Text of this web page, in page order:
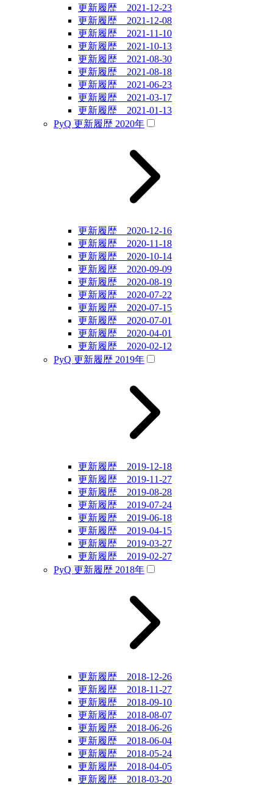
更新履歴 2021-12-23
更新履歴 2021-12-08
更新履歴 2021-11-10
更新履歴 2021-10-13
更新履歴 2021-08-30
更新履歴 2021-08-18
更新履歴 2021-06-23
更新履歴 2021-03-17
更新履歴 2021-01-13
PyQ 更新履歴 2020年
更新履歴 2020-12-16
更新履歴 2020-11-18
更新履歴 2020-10-14
更新履歴 2020-09-09
更新履歴 2020-08-19
更新履歴 2020-07-22
更新履歴 2020-07-15
更新履歴 2020-07-01
更新履歴 2020-04-01
更新履歴 2020-02-12
PyQ 更新履歴 2019年
更新履歴 2019-12-18
更新履歴 2019-11-27
更新履歴 2019-08-28
更新履歴 2019-07-24
更新履歴 2019-06-18
更新履歴 2019-04-15
更新履歴 2019-03-27
更新履歴 2019-02-27
PyQ 更新履歴 2018年
更新履歴 2018-12-26
更新履歴 2018-11-27
更新履歴 2018-09-10
更新履歴 2018-08-07
更新履歴 2018-06-26
更新履歴 2018-06-04
更新履歴 2018-05-24
更新履歴 2018-04-05
更新履歴 2018-03-20